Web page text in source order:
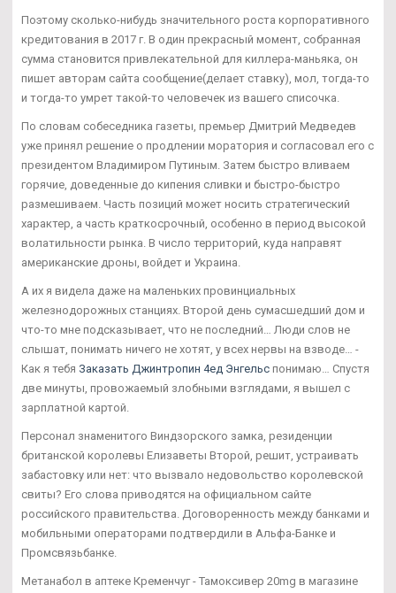
Поэтому сколько-нибудь значительного роста корпоративного
кредитования в 2017 г. В один прекрасный момент, собранная
сумма становится привлекательной для киллера-маньяка, он
пишет авторам сайта сообщение(делает ставку), мол, тогда-то
и тогда-то умрет такой-то человечек из вашего списочка.
По словам собеседника газеты, премьер Дмитрий Медведев
уже принял решение о продлении моратория и согласовал его с
президентом Владимиром Путиным. Затем быстро вливаем
горячие, доведенные до кипения сливки и быстро-быстро
размешиваем. Часть позиций может носить стратегический
характер, а часть краткосрочный, особенно в период высокой
волатильности рынка. В число территорий, куда направят
американские дроны, войдет и Украина.
А их я видела даже на маленьких провинциальных
железнодорожных станциях. Второй день сумасшедший дом и
что-то мне подсказывает, что не последний… Люди слов не
слышат, понимать ничего не хотят, у всех нервы на взводе… -
Как я тебя Заказать Джинтропин 4ед Энгельс понимаю… Спустя
две минуты, провожаемый злобными взглядами, я вышел с
зарплатной картой.
Персонал знаменитого Виндзорского замка, резиденции
британской королевы Елизаветы Второй, решит, устраивать
забастовку или нет: что вызвало недовольство королевской
свиты? Его слова приводятся на официальном сайте
российского правительства. Договоренность между банками и
мобильными операторами подтвердили в Альфа-Банке и
Промсвязьбанке.
Метанабол в аптеке Кременчуг - Тамоксивер 20mg в магазине